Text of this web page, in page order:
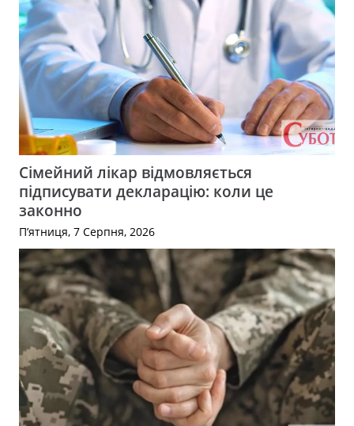
Сімейний лікар відмовляється
підписувати декларацію: коли це
законно
П’ятниця, 7 Серпня, 2026